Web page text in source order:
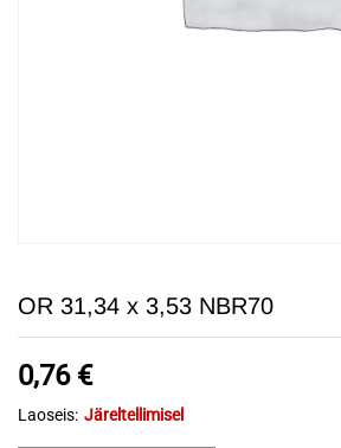
OR 31,34 x 3,53 NBR70
0,76 €
Laoseis: Järeltellimisel